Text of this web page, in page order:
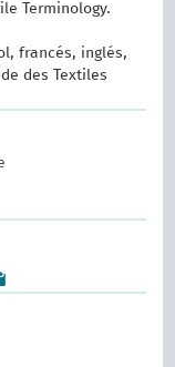
Terminology.
francés, inglés,
des Textiles